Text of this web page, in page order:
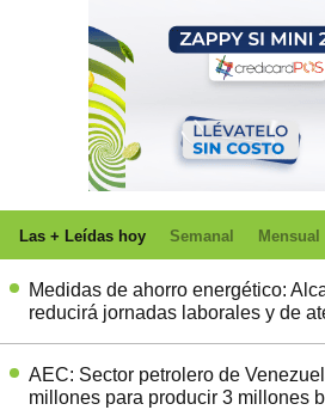
Las + Leídas hoy Semanal Mensual
Medidas de ahorro energético:
reducirá jornadas laborales y de
AEC: Sector petrolero de
millones para producir 3 millones